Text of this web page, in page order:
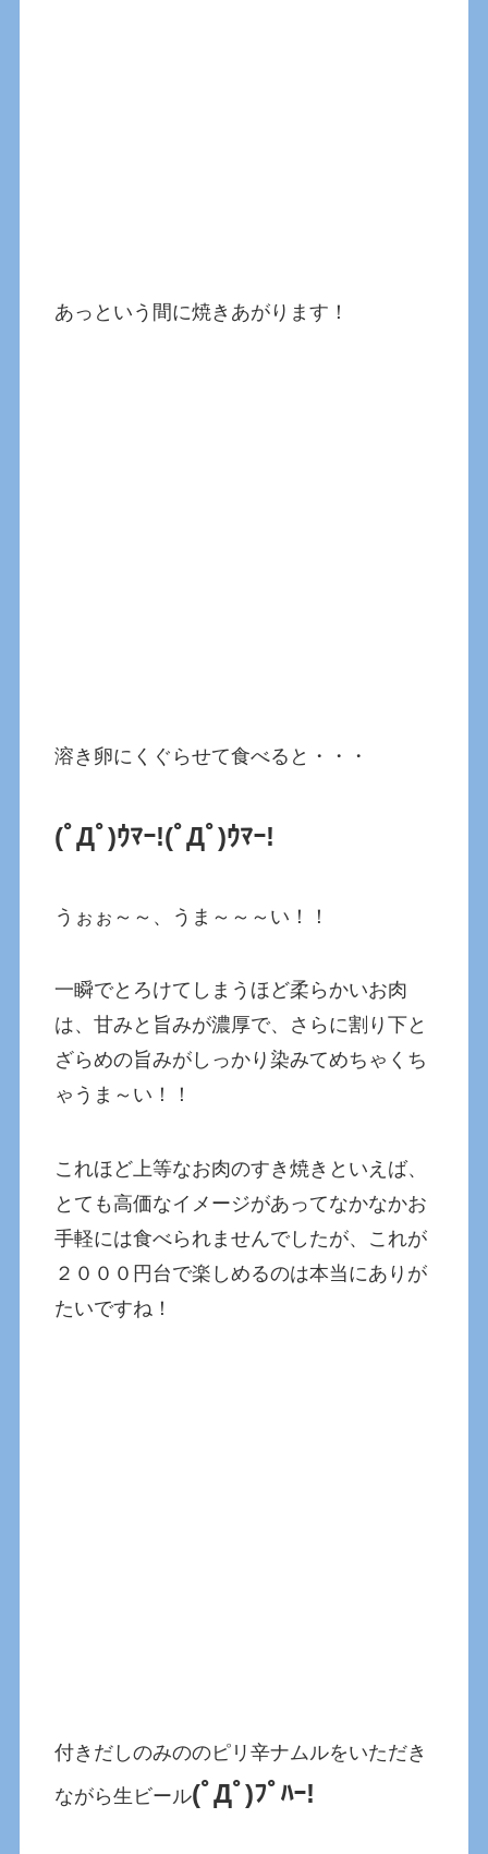
あっという間に焼きあがります！
溶き卵にくぐらせて食べると・・・
(ﾟДﾟ)ｳﾏｰ!(ﾟДﾟ)ｳﾏｰ!
うぉぉ～～、うま～～～い！！
一瞬でとろけてしまうほど柔らかいお肉
は、甘みと旨みが濃厚で、さらに割り下と
ざらめの旨みがしっかり染みてめちゃくち
ゃうま～い！！
これほど上等なお肉のすき焼きといえば、
とても高価なイメージがあってなかなかお
手軽には食べられませんでしたが、これが
２０００円台で楽しめるのは本当にありが
たいですね！
付きだしのみののピリ辛ナムルをいただき
ながら生ビール(ﾟДﾟ)ﾌﾟﾊｰ!